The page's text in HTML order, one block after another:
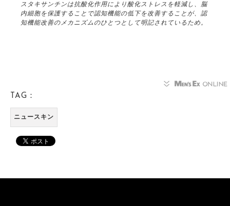
スタキサンチンは抗酸化作用により酸化ストレスを軽減し、脳
内細胞を保護することで認知機能の低下を改善することが、認
知機能改善のメカニズムのひとつとして明記されているため。
TAG：
ニュースキン